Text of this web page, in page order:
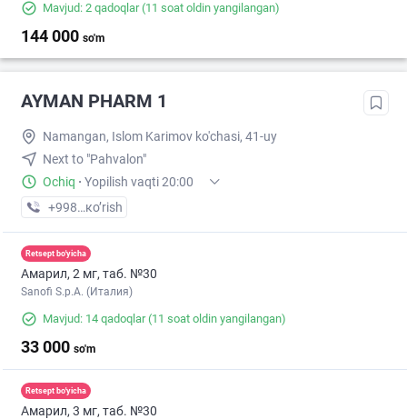
Mavjud: 2 qadoqlar(11 soat oldin yangilangan)
144 000 so'm
AYMAN PHARM 1
Namangan, Islom Karimov ko'chasi, 41-uy
Next to "Pahvalon"
Ochiq · Yopilish vaqti 20:00
+998 (55) XXX-XX-XX
кo’rish
Retsept bo'yicha
Амарил, 2 мг, таб. №30
Sanofi S.p.A. (Италия)
Mavjud: 14 qadoqlar(11 soat oldin yangilangan)
33 000 so'm
Retsept bo'yicha
Амарил, 3 мг, таб. №30